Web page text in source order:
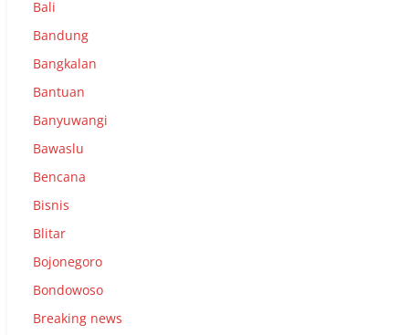
Bali
Bandung
Bangkalan
Bantuan
Banyuwangi
Bawaslu
Bencana
Bisnis
Blitar
Bojonegoro
Bondowoso
Breaking news